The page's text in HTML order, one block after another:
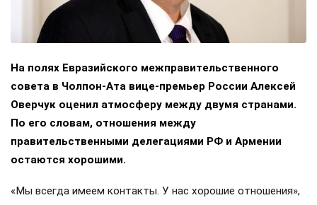
На полях Евразийского межправительственного
совета в Чолпон-Ата вице-премьер России Алексей
Оверчук оценил атмосферу между двумя странами.
По его словам, отношения между
правительственными делегациями РФ и Армении
остаются хорошими.
«Мы всегда имеем контакты. У нас хорошие отношения»,